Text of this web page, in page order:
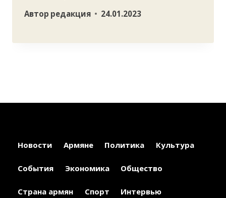
Автор редакция 24.01.2023
Новости Армяне Политика Культура
События Экономика Общество
Страна армян Спорт Интервью